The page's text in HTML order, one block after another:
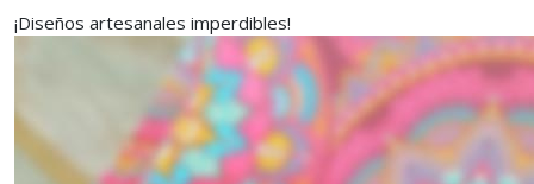
¡Diseños artesanales imperdibles!